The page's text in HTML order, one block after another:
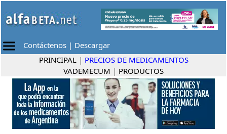
Contáctenos | Descargar
PRINCIPAL | PRECIOS DE MEDICAMENTOS
VADEMECUM | PRODUCTOS